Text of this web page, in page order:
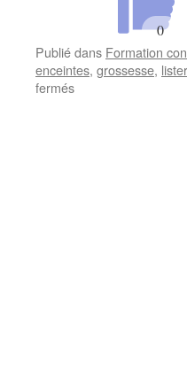
Publié dans Formation
enceintes, grossesse,
ferméssur